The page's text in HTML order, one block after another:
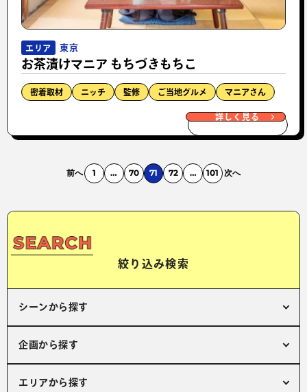
エリア 東京
お茶漬けマニア もちづきもちこ
密着取材 ニッチ 監修 ご当地グルメ マニアさん
詳しく見る
前へ 1 … 70 71 72 … 101 次へ
絞り込み検索
シーンから探す
企画から探す
エリアから探す